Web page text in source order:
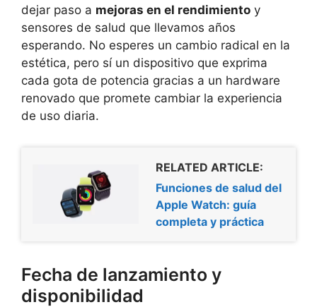
dejar paso a mejoras en el rendimiento y
sensores de salud que llevamos años
esperando. No esperes un cambio radical en la
estética, pero sí un dispositivo que exprima
cada gota de potencia gracias a un hardware
renovado que promete cambiar la experiencia
de uso diaria.
RELATED ARTICLE:
Funciones de salud del
Apple Watch: guía
completa y práctica
Fecha de lanzamiento y
disponibilidad